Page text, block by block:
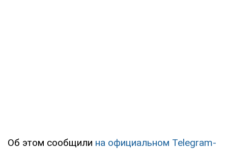
Об этом сообщили на официальном Telegram-